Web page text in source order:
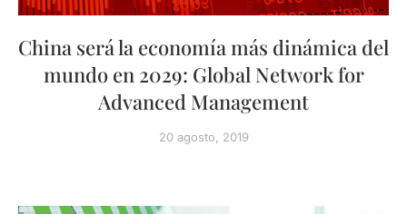
China será la economía más dinámica del
mundo en 2029: Global Network for
Advanced Management
20 agosto, 2019